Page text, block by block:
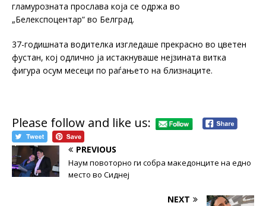
гламурозната прослава која се одржа во
„Белекспоцентар“ во Белград.
37-годишната водителка изгледаше прекрасно во цветен
фустан, кој одлично ја истакнуваше нејзината витка
фигура осум месеци по раѓањето на близнаците.
Please follow and like us:
PREVIOUS
Наум повоторно ги собра македонците на едно
место во Сиднеј
NEXT